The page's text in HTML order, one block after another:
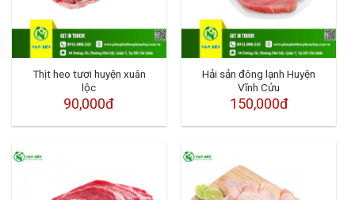
Thịt heo tươi huyện xuân
lộc
90,000đ
Hải sản đông lạnh Huyện
Vĩnh Cửu
150,000đ